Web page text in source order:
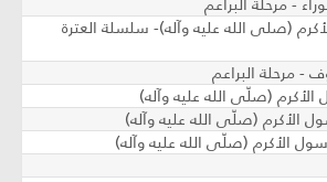
(صلى الله عليه وآله)- سلسلة العترة
- مرحلة البراعم
(صلّى الله عليه وآله)
الأكرم (صلّى الله عليه وآله)
الأكرم (صلّى الله عليه وآله)